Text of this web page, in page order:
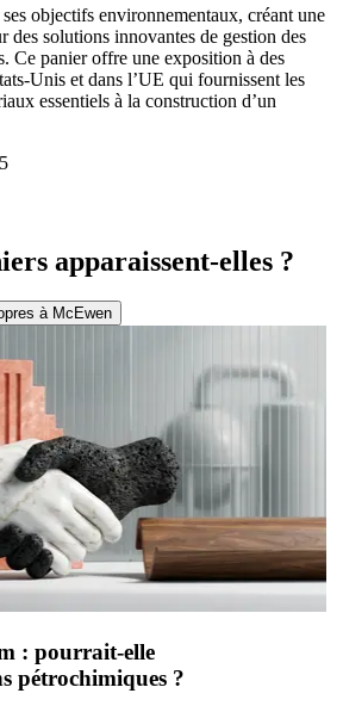
objectifs environnementaux, créant une
des solutions innovantes de gestion des
Ce panier offre une exposition à des
et dans l’UE qui fournissent les
essentiels à la construction d’un
apparaissent-elles ?
à McEwen
: pourrait-elle
pétrochimiques ?